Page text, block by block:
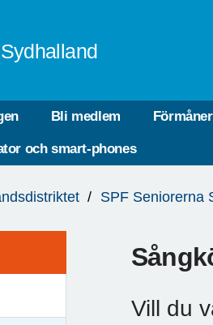
Sydhalland
Bli medlem Förmåner
och smart-phones
SPF Seniorerna
Vill du